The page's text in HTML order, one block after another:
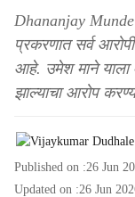
Dhananjay
प्रकरणात सर्व
आहे. उमेश माने याला
झाल्याचा आरोप
Published on :26 Jun
Updated on :26 Jun